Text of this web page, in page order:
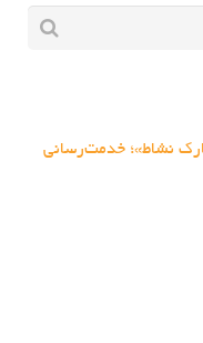
نشاط»؛ خدمت‌رسانی